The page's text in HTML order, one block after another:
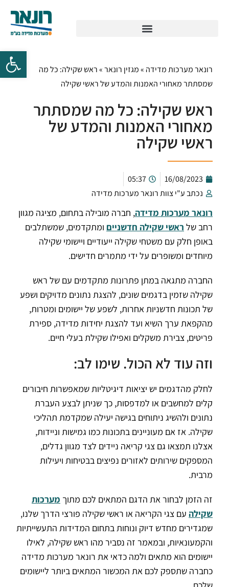
רונאר מערכות מדידה »מגזין רונאר»ראש שקילה: כל מה
שמסתתר מאחורי האמנות והמדע של ראשי שקילה
ראש שקילה: כל מה שמסתתר
מאחורי האמנות והמדע של
ראשי שקילה
16/08/2023
05:37
נכתב ע"י צוות רונאר מערכות מדידה
רונאר מערכות מדידה, חברה מובילה בתחום, מציגה מגוון
רחב של ראשי שקילה חדשניים ומתקדמים, שמשתלבים
באופן חלק עם משטחי שקילה ייעודיים ויישומי שקילה
מיוחדים ומשופרים על ידי מתמרים חדישים.
החברה מתגאה במתן פתרונות מתקדמים עם של ראש
שקילה שזמין בדגמים שונים, להצגת נתונים מדויקים ושפע
של תכונות חדשניות אחרות, לשפע של יישומים ומטרות,
מהקפאת ערך השיא ועד להצגת יחידות מדידה, ספירת
פריטים, צבירת משקלים ואפילו שקילת בעלי חיים.
וזה עוד לא הכול. שימו לב:
לחלק מהדגמים יש יציאות דיגיטליות שמאפשרות חיבורים
קלים למחשבים או למדפסות, כך שניתן לבצע העברת
נתונים ולהשיג ניתוחים בגישה יעילה שמקדמת תהליכי
שקילה. אז אם מעוניינים בתכונות כמו גמישות וניידות,
אצלנו תמצאו גם צגי קריאה ניידים לצד מגוון גדלים,
המספקים שירותים לאזורים נפיצים בבטיחות ויעילות
מרבית.
זה הזמן לבחור את הדגם המתאים לכם מתוך מערכות
שקילה עם צגי הקריאה או ראשי שקילה פורצי הדרך שלנו,
שמגדירים מחדש דיוק ונוחות בתחום המדידות התעשייתיות
והקמעונאיות, ובמאמר זה נסביר מהו ראש שקילה, לאילו
יישומים הוא מתאים ולמה כדאי את רונאר מערכות מדידה
כחברה שתספק לכם את המכשור המתאים ביותר ליישומים